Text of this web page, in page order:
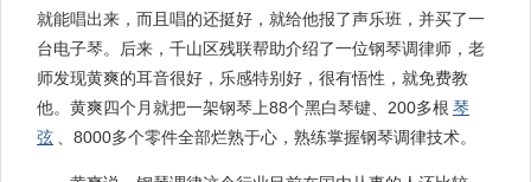
就能唱出来，而且唱的还挺好，就给他报了声乐班，并买了一
台电子琴。后来，千山区残联帮助介绍了一位钢琴调律师，老
师发现黄爽的耳音很好，乐感特别好，很有悟性，就免费教
他。黄爽四个月就把一架钢琴上88个黑白琴键、200多根 琴
弦
、8000多个零件全部烂熟于心，熟练掌握钢琴调律技术。